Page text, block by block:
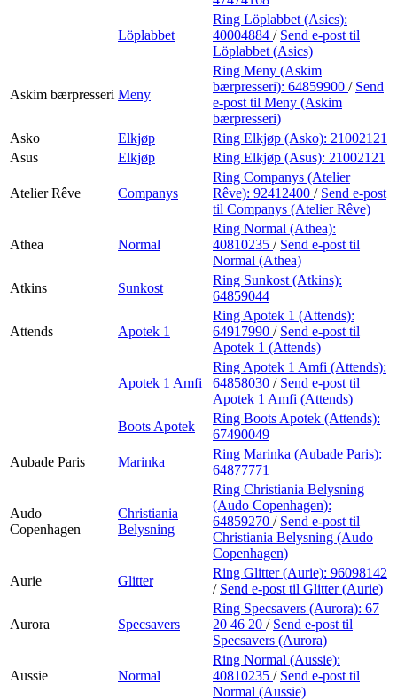
Löplabbet
Ring Löplabbet (Asics):
40004884 / Send e-post til
Löplabbet (Asics)
Askim bærpresseri Meny
Ring Meny (Askim
bærpresseri): 64859900 / Send
e-post til Meny (Askim
bærpresseri)
Asko
Elkjøp Ring Elkjøp (Asko): 21002121
Asus
Elkjøp Ring Elkjøp (Asus): 21002121
Atelier Rêve Companys
Ring Companys (Atelier
Rêve): 92412400 / Send e-post
til Companys (Atelier Rêve)
Athea Normal
Ring Normal (Athea):
40810235 / Send e-post til
Normal (Athea)
Atkins
Sunkost
Ring Sunkost (Atkins):
64859044
Attends Apotek 1
Ring Apotek 1 (Attends):
64917990 / Send e-post til
Apotek 1 (Attends)
Apotek 1 Amfi
Ring Apotek 1 Amfi (Attends):
64858030 / Send e-post til
Apotek 1 Amfi (Attends)
Boots Apotek
Ring Boots Apotek (Attends):
67490049
Aubade Paris
Marinka
Ring Marinka (Aubade Paris):
64877771
Audo
Copenhagen
Christiania
Belysning
Ring Christiania Belysning
(Audo Copenhagen):
64859270 / Send e-post til
Christiania Belysning (Audo
Copenhagen)
Aurie
Glitter
Ring Glitter (Aurie): 96098142
/ Send e-post til Glitter (Aurie)
Aurora Specsavers
Ring Specsavers (Aurora): 67
20 46 20 / Send e-post til
Specsavers (Aurora)
Aussie Normal
Ring Normal (Aussie):
40810235 / Send e-post til
Normal (Aussie)